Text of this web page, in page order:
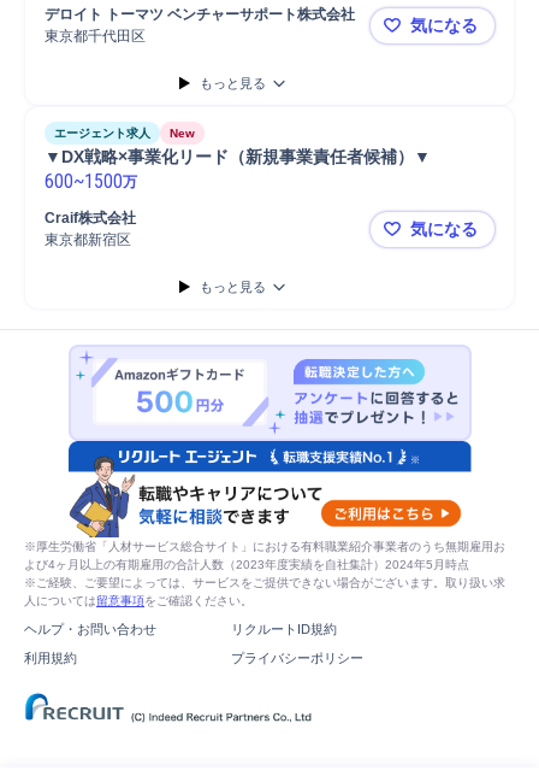
デロイト トーマツ ベンチャーサポート株式会社
東京都千代田区
デロイトト
気になる
もっと見る
エージェント求人 New
▼DX戦略×事業化リード（新規事業責任者候補）▼
600~1500万
Craif株式会社
東京都新宿区
▼DX戦略×
気になる
もっと見る
※厚生労働省「人材サービス総合サイト」における有料職業紹介事業者のうち無期雇用お
よび4ヶ月以上の有期雇用の合計人数（2023年度実績を自社集計）2024年5月時点
※ご経験、ご要望によっては、サービスをご提供できない場合がございます。取り扱い求
人については留意事項をご確認ください。
ヘルプ・お問い合わせ
リクルートID規約
利用規約
プライバシーポリシー